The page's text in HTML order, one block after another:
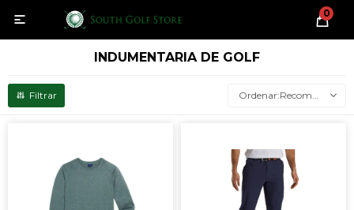
0

INDUMENTARIA DE GOLF
Recomendados